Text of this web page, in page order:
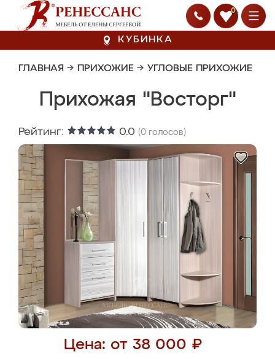
0
КУБИНКА
ГЛАВНАЯ → ПРИХОЖИЕ → УГЛОВЫЕ ПРИХОЖИЕ
Прихожая "Восторг"
Рейтинг: 0.0 (0 голосов)
Цена: от 38 000 ₽